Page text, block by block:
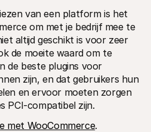
van een platform is het
om met je bedrijf mee te
altijd geschikt is voor zeer
de moeite waard om te
de beste plugins voor
zijn, en dat gebruikers hun
en ervoor moeten zorgen
PCI-compatibel zijn.
met WooCommerce.